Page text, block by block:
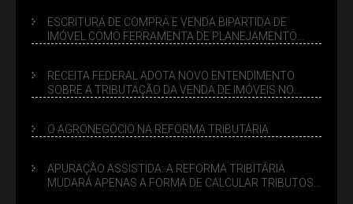
ESCRITURA DE COMPRA E VENDA BIPARTIDA DE
IMÓVEL COMO FERRAMENTA DE PLANEJAMENTO
RECEITA FEDERAL ADOTA NOVO ENTENDIMENTO
SOBRE A TRIBUTAÇÃO DA VENDA DE IMÓVEIS NO
O AGRONEGÓCIO NA REFORMA TRIBUTÁRIA
APURAÇÃO ASSISTIDA: A REFORMA TRIBITÁRIA
MUDARÁ APENAS A FORMA DE CALCULAR TRIBUTOS